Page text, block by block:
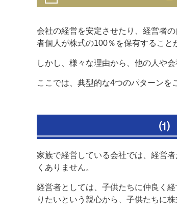
会社の経営を安定させたり、経営者
者個人が株式の100％を保有すること
しかし、様々な理由から、他の人や
ここでは、典型的な4つのパターンを
⑴
家族で経営している会社では、経営
くありません。
経営者としては、子供たちに仲良く
りたいという親心から、子供たちに